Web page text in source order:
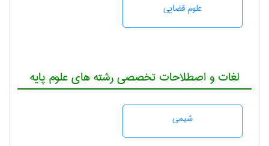
علوم قضایی
لغات و اصطلاحات تخصصی رشته های علوم پایه
شيمی